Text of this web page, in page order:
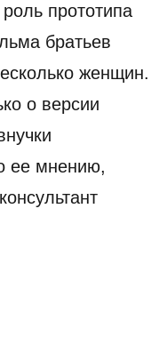
прототипа
братьев
женщин.
о версии
ее мнению,